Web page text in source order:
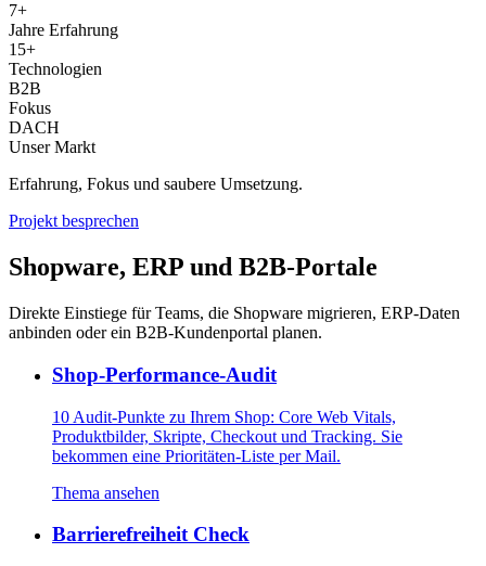
7+
Jahre Erfahrung
15+
Technologien
B2B
Fokus
DACH
Unser Markt
Erfahrung, Fokus und saubere Umsetzung.
Projekt besprechen
Shopware, ERP und B2B-Portale
Direkte Einstiege für Teams, die Shopware migrieren, ERP-Daten
anbinden oder ein B2B-Kundenportal planen.
Shop-Performance-Audit
10 Audit-Punkte zu Ihrem Shop: Core Web Vitals,
Produktbilder, Skripte, Checkout und Tracking. Sie
bekommen eine Prioritäten-Liste per Mail.
Thema ansehen
Barrierefreiheit Check